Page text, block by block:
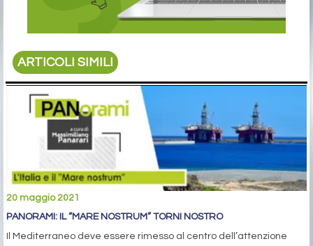
ARTICOLI SIMILI
20 maggio 2021
PANORAMI: IL “MARE NOSTRUM” TORNI NOSTRO
Il Mediterraneo deve essere rimesso al centro dell’attenzione